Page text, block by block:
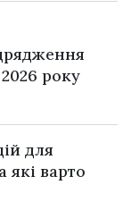
року
для
які варто